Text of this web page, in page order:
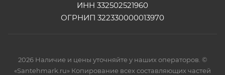
ИНН 332502521960
ОГРНИП 322330000013970
2026 Наличие и цены уточняйте у наших операторов. ©
«Santehmark.ru» Копирование всех составляющих частей